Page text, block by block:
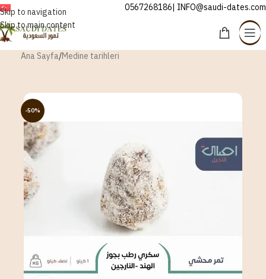
Skip to navigation
Skip to main content
TÜRKÇE 0567268186| INFO@saudi-dates.com
Ana Sayfa/Medine tarihleri
-50%